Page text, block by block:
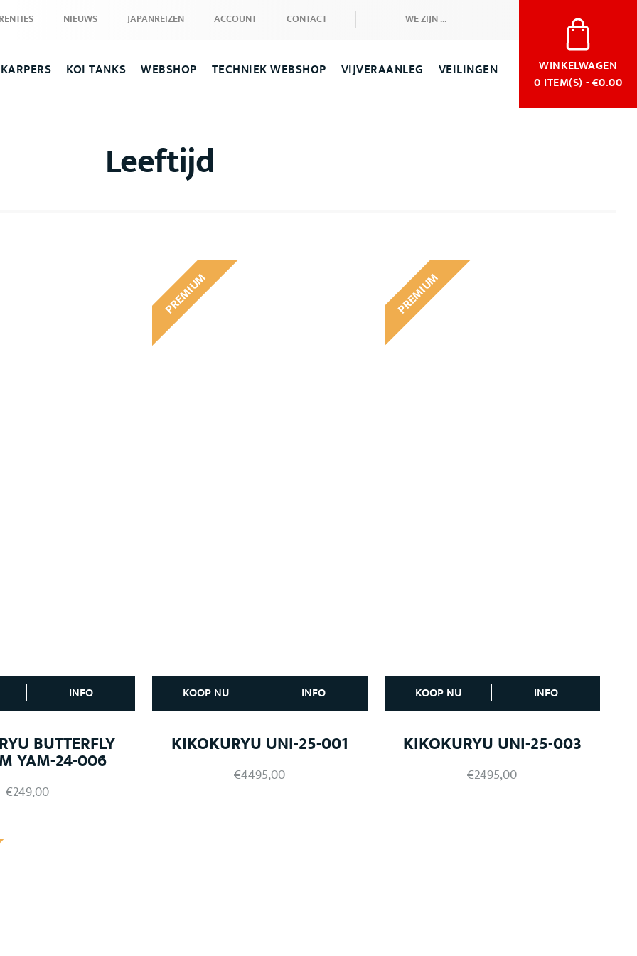
NIEUWS JAPANREIZEN ACCOUNT CONTACT WE ZIJN ...
KOI TANKS WEBSHOP TECHNIEK WEBSHOP VIJVERAANLEG VEILINGEN
WINKELWAGEN
0 ITEM(S) - €0.00
Leeftijd
INFO
BUTTERFLY
YAM-24-006
€249,00
PREMIUM
KOOP NU INFO
KIKOKURYU UNI-25-001
€4495,00
PREMIUM
KOOP NU INFO
KIKOKURYU UNI-25-003
€2495,00